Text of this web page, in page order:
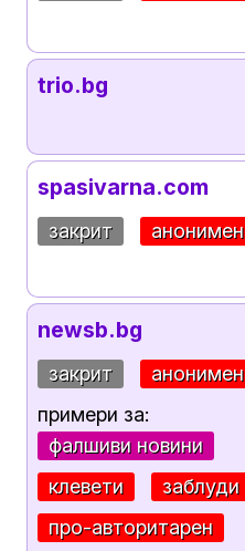
trio.bg
spasivarna.com
закрит анонимен
newsb.bg
закрит
анонимен
примери за:
фалшиви новини
клевети
заблуди
про-авторитарен